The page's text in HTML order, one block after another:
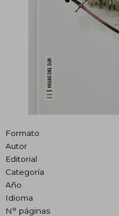
Formato
Autor
Editorial
Categoría
Año
Idioma
N° páginas